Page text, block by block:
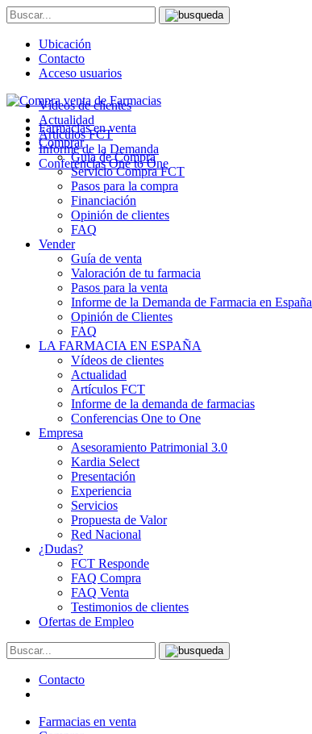
Ubicación
Contacto
Acceso usuarios
Farmacias en venta
Comprar
Guía de Compra
Servicio Compra FCT
Pasos para la compra
Financiación
Opinión de clientes
FAQ
Vender
Guía de venta
Valoración de tu farmacia
Pasos para la venta
Informe de la Demanda de Farmacia en España
Opinión de Clientes
FAQ
LA FARMACIA EN ESPAÑA
Vídeos de clientes
Actualidad
Artículos FCT
Informe de la demanda de farmacias
Conferencias One to One
Empresa
Asesoramiento Patrimonial 3.0
Kardia Select
Presentación
Experiencia
Servicios
Propuesta de Valor
Red Nacional
¿Dudas?
FCT Responde
FAQ Compra
FAQ Venta
Testimonios de clientes
Ofertas de Empleo
Contacto
Farmacias en venta
Vídeos de clientes
Actualidad
Artículos FCT
Informe de la Demanda
Conferencias One to One